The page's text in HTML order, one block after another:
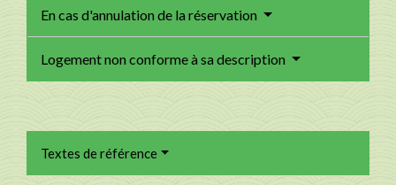
En cas d'annulation de la réservation
Logement non conforme à sa description
Textes de référence